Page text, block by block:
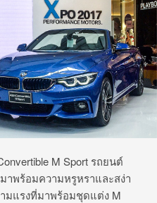
M Sport รถยนต์
าพร้อมความหรูหราและสง่า
มแรงที่มาพร้อมชุดแต่ง M